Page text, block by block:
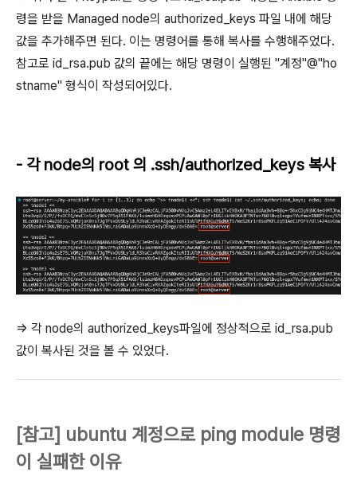
령을 받을 Managed node의 authorized_keys 파일 내에 해당
값을 추가해주면 된다. 이는 명령어를 통해 복사를 수행해주었다.
참고로 id_rsa.pub 값의 끝에는 해당 명령이 실행된 "계정"@"ho
stname" 형식이 작성되어있다.
- 각 node의 root 의 .ssh/authorized_keys 복사
=> 각 node의 authorized_keys파일에 정상적으로 id_rsa.pub
값이 복사된 것을 볼 수 있었다.
[참고] ubuntu 계정으로 ping module 명령
이 실패한 이유